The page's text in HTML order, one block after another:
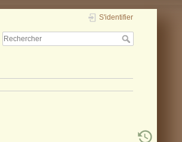
S'identifier